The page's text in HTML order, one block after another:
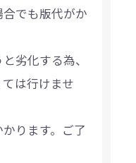
でも版代がか
劣化する為、
は行けませ
ります。ご了